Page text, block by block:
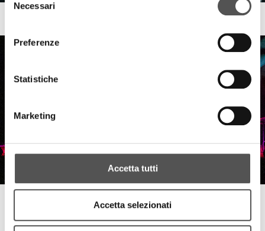
delNecessari
Preferenze
Statistiche
Marketing
Accetta tutti
Accetta selezionati
Simonetti's Goblin